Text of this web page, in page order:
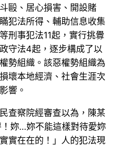
毆、居心損害、開設賭
犯法所得、輔助信息收集
刑事犯法11起，實行挑釁
守法4起，逐步構成了以
勢組織。該惡權勢組織為
壞本地經濟、社會生涯次
響。
查察院經審查以為，陳某
妳…妳不能這樣對待愛妳
實在在的！」人的犯法現